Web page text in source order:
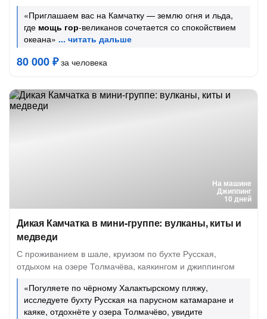
«Приглашаем вас на Камчатку — землю огня и льда,
где мощь гор-великанов сочетается со спокойствием
океана»
80 000 ₽за человека
На машине
Джиппинг
10 дней
Дикая Камчатка в мини-группе: вулканы, киты и
медведи
С проживанием в шале, круизом по бухте Русская,
отдыхом на озере Толмачёва, каякингом и джиппингом
«Погуляете по чёрному Халактырскому пляжу,
исследуете бухту Русская на парусном катамаране и
каяке, отдохнёте у озера Толмачёво, увидите